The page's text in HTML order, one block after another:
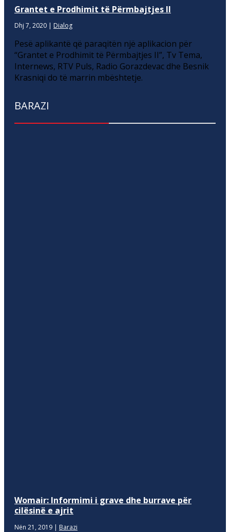
Grantet e Prodhimit të Përmbajtjes II
Dhj 7, 2020 | Dialog
Pesë aplikantë që paraqitën një aplikacion për
“Grantet e Prodhimit të Përmbajtjes II”, Tv Tema,
Internews, RTV Puls, Radio Gorazdevac dhe Besnik
Krasniqi do të marrin mbështetje.
BARAZI
Womair: Informimi i grave dhe burrave për
cilësinë e ajrit
Nën 21, 2019 | Barazi